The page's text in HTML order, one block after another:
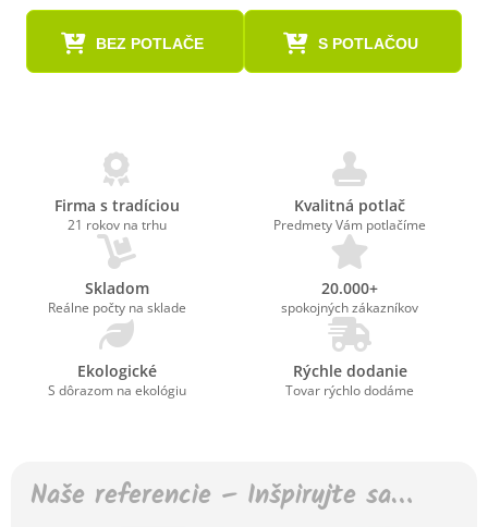
BEZ POTLAČE S POTLAČOU
Firma s tradíciou
21 rokov na trhu
Kvalitná potlač
Predmety Vám potlačíme
Skladom
Reálne počty na sklade
20.000+
spokojných zákazníkov
Ekologické
S dôrazom na ekológiu
Rýchle dodanie
Tovar rýchlo dodáme
Naše referencie – Inšpirujte sa…